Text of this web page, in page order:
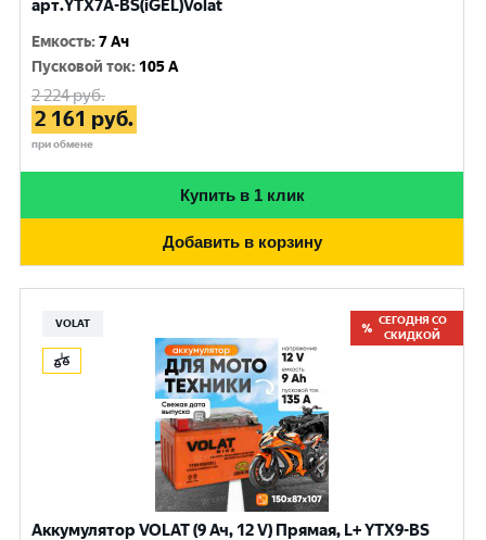
арт.YTX7A-BS(iGEL)Volat
Емкость:7 Ач
Пусковой ток: 105 A
2 224руб.
2 161 руб.
при обмене
Купить в 1 клик
Добавить в корзину
VOLAT
СЕГОДНЯ СО
СКИДКОЙ
Аккумулятор VOLAT (9 Ач, 12 V) Прямая, L+ YTX9-BS